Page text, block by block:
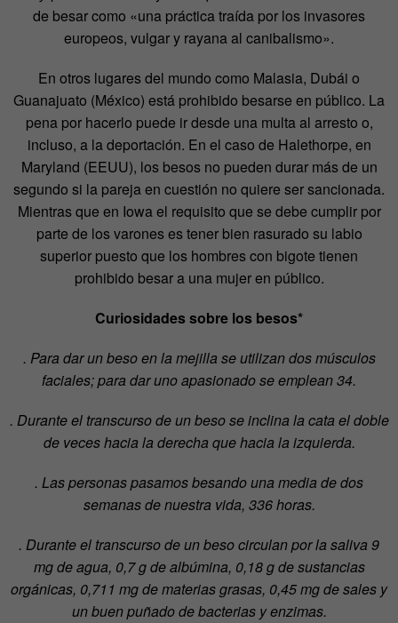
de besar como «una práctica traída por los invasores
europeos, vulgar y rayana al canibalismo».
En otros lugares del mundo como Malasia, Dubái o
Guanajuato (México) está prohibido besarse en público. La
pena por hacerlo puede ir desde una multa al arresto o,
incluso, a la deportación. En el caso de Halethorpe, en
Maryland (EEUU), los besos no pueden durar más de un
segundo si la pareja en cuestión no quiere ser sancionada.
Mientras que en Iowa el requisito que se debe cumplir por
parte de los varones es tener bien rasurado su labio
superior puesto que los hombres con bigote tienen
prohibido besar a una mujer en público.
Curiosidades sobre los besos*
. Para dar un beso en la mejilla se utilizan dos músculos
faciales; para dar uno apasionado se emplean 34.
. Durante el transcurso de un beso se inclina la cata el doble
de veces hacia la derecha que hacia la izquierda.
. Las personas pasamos besando una media de dos
semanas de nuestra vida, 336 horas.
. Durante el transcurso de un beso circulan por la saliva 9
mg de agua, 0,7 g de albúmina, 0,18 g de sustancias
orgánicas, 0,711 mg de materias grasas, 0,45 mg de sales y
un buen puñado de bacterias y enzimas.